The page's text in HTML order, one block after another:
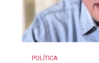
POLÍTICA